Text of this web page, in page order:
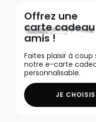
Offrez une
carte cadeau
amis !
Faites plaisir à coup
notre e-carte
personnalisable.
JE CHOISIS